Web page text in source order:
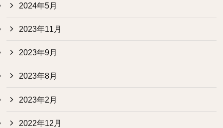
2024年5月
2023年11月
2023年9月
2023年8月
2023年2月
2022年12月